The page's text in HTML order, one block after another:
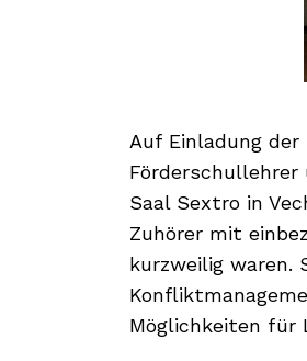
Auf Einladung der
Saal Sextro in
Zuhörer mit
kurzweilig waren.
Möglichkeiten für